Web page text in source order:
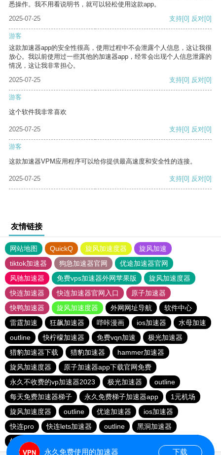
悉操作。我不用看说明书，就可以轻松使用这款app。
2025-07-25
支持[0] 反对[0]
游客
这款加速器app的安全性很高，使用过程中不会泄露个人信息，这让我很
放心。我以前使用过一些其他的加速器app，经常会出现个人信息泄露的
情况，这让我非常担心。
2025-07-25
支持[0] 反对[0]
游客
这个软件我非常喜欢
2025-07-25 支持[0] 反对[0]
游客
这款加速器VPM应用程序可以给你提供最高速度和安全性的连接。
2025-07-25 支持[0] 反对[0]
友情链接
网站地图 QuickQ 旋风加速度器
旋风加速
tiktok加速器
狗急加速器官网
优途加速器官网
风驰加速器
免费vps加速器外网苹果版
旋风加速度器
快连加速器
快连加速器官网入口
原子加速器
快鸭加速器
旋风加速度器 外网网址导航
软件中心
雷霆加速
狂飙加速器 哔咔漫画 ios加速器
水母加速
outline
快柠檬加速器 免费vqn加速
极光加速器
猎豹加速器下载
猎豹加速器
hammer加速器
旋风加速度器
原子加速器app下载官网免费
永久不收费的vp加速器2023
极光加速器
outline
每天免费加速器梯子
永久免费梯子加速器app
1元机场
旋风加速度器
outline 优途加速器
ios加速器
快连pro
快连lets加速器 outline
黑洞加速器
蚂蚁加速npv下载官网ios
永久免费使用的加速器 下载